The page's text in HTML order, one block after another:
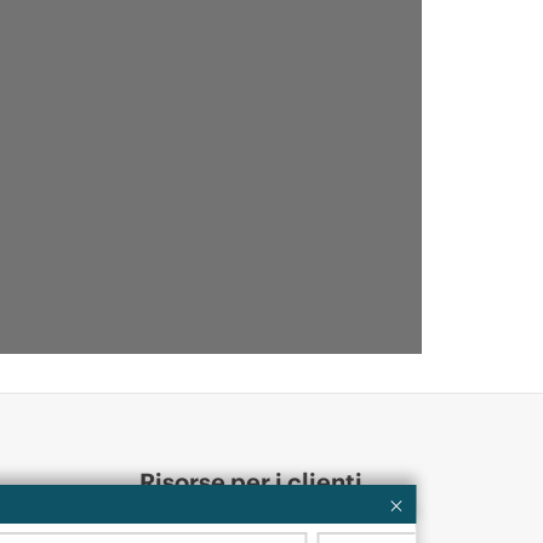
Risorse per i clienti
Contattaci